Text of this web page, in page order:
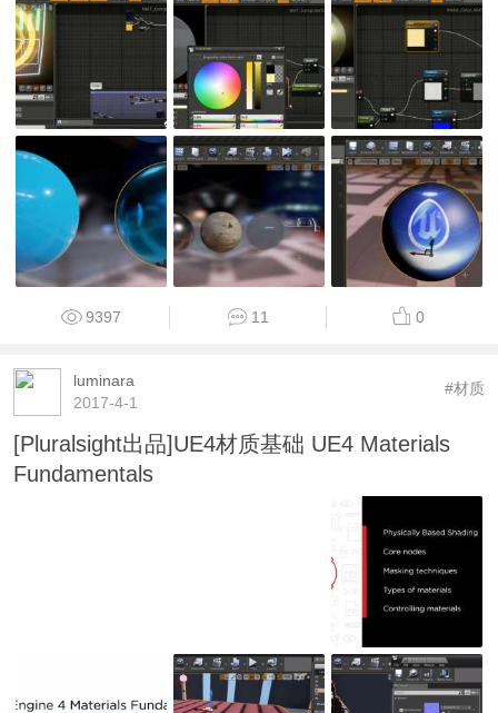
9397 11 0
luminara
2017-4-1
#材质
[Pluralsight出品]UE4材质基础 UE4 Materials
Fundamentals